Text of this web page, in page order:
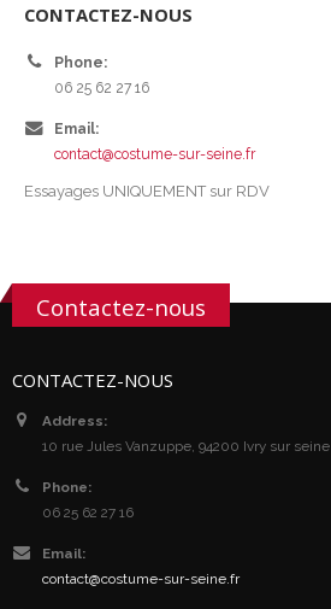
CONTACTEZ-NOUS
Phone:
06 25 62 27 16
Email:
contact@costume-sur-seine.fr
Essayages UNIQUEMENT sur RDV
Contactez-nous
CONTACTEZ-NOUS
Address:
10 rue Jules Vanzuppe, 94200 Ivry sur seine
Phone:
06 25 62 27 16
Email:
contact@costume-sur-seine.fr